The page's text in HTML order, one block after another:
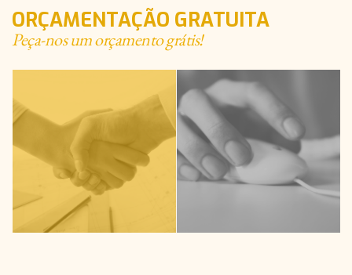
ORÇAMENTAÇÃO GRATUITA
Peça-nos um orçamento grátis!